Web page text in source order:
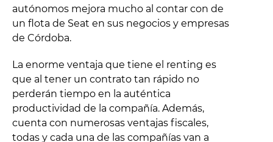
autónomos mejora mucho al contar con de
un flota de Seat en sus negocios y empresas
de Córdoba.
La enorme ventaja que tiene el renting es
que al tener un contrato tan rápido no
perderán tiempo en la auténtica
productividad de la compañía. Además,
cuenta con numerosas ventajas fiscales,
todas y cada una de las compañías van a